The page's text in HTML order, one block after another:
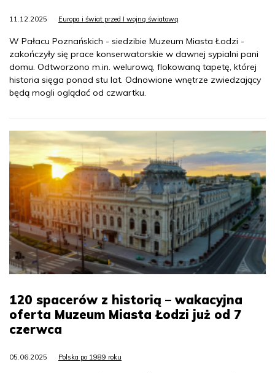
11.12.2025 Europa i świat przed I wojną światową
W Pałacu Poznańskich - siedzibie Muzeum Miasta Łodzi -
zakończyły się prace konserwatorskie w dawnej sypialni pani
domu. Odtworzono m.in. welurową, flokowaną tapetę, której
historia sięga ponad stu lat. Odnowione wnętrze zwiedzający
będą mogli oglądać od czwartku.
120 spacerów z historią – wakacyjna
oferta Muzeum Miasta Łodzi już od 7
czerwca
05.06.2025 Polska po 1989 roku